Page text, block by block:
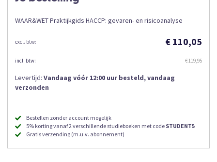
WAAR&WET Praktijkgids HACCP: gevaren- en risicoanalyse
€ 110,05
€ 119,95
Levertijd: Vandaag vóór 12:00 uur besteld, vandaag
verzonden
Bestellen zonder account mogelijk
5% korting vanaf 2 verschillende studieboeken met code STUDENT5
Gratis verzending (m.u.v. abonnement)